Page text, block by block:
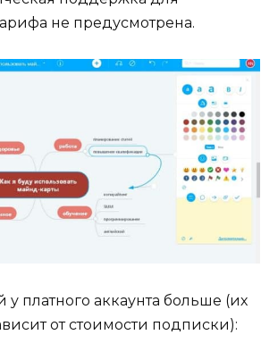
не предусмотрена.
у платного аккаунта больше (их
от стоимости подписки):